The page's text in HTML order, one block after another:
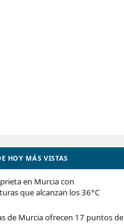
HOY MÁS VISTAS
en Murcia con
que alcanzan los 36°C
de Murcia ofrecen 17 puntos de